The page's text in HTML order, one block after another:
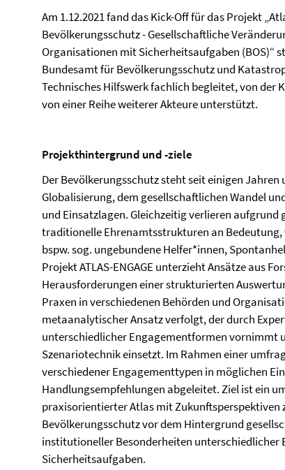
Am 1.12.2021 fand das Kick-Off für das Projekt
Bevölkerungsschutz - Gesellschaftliche
Organisationen mit Sicherheitsaufgaben (BOS)“
Bundesamt für Bevölkerungsschutz und
Technisches Hilfswerk fachlich begleitet, von
von einer Reihe weiterer Akteure unterstützt.
Projekthintergrund und -ziele
Der Bevölkerungsschutz steht seit einigen
Globalisierung, dem gesellschaftlichen Wandel
und Einsatzlagen. Gleichzeitig verlieren
traditionelle Ehrenamtsstrukturen an
bspw. sog. ungebundene Helfer*innen,
Projekt ATLAS-ENGAGE unterzieht Ansätze aus
Herausforderungen einer strukturierten
Praxen in verschiedenen Behörden und
metaanalytischer Ansatz verfolgt, der durch
unterschiedlicher Engagementformen vornimmt
Szenariotechnik einsetzt. Im Rahmen einer
verschiedener Engagementtypen in möglichen
Handlungsempfehlungen abgeleitet. Ziel ist ein
praxisorientierter Atlas mit
Bevölkerungsschutz vor dem Hintergrund
institutioneller Besonderheiten unterschiedlicher
Sicherheitsaufgaben.